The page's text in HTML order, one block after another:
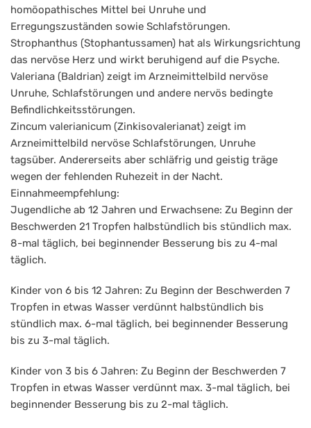
homöopathisches Mittel bei Unruhe und
Erregungszuständen sowie Schlafstörungen.
Strophanthus (Stophantussamen) hat als Wirkungsrichtung
das nervöse Herz und wirkt beruhigend auf die Psyche.
Valeriana (Baldrian) zeigt im Arzneimittelbild nervöse
Unruhe, Schlafstörungen und andere nervös bedingte
Befindlichkeitsstörungen.
Zincum valerianicum (Zinkisovalerianat) zeigt im
Arzneimittelbild nervöse Schlafstörungen, Unruhe
tagsüber. Andererseits aber schläfrig und geistig träge
wegen der fehlenden Ruhezeit in der Nacht.
Einnahmeempfehlung:
Jugendliche ab 12 Jahren und Erwachsene: Zu Beginn der
Beschwerden 21 Tropfen halbstündlich bis stündlich max.
8-mal täglich, bei beginnender Besserung bis zu 4-mal
täglich.
Kinder von 6 bis 12 Jahren: Zu Beginn der Beschwerden 7
Tropfen in etwas Wasser verdünnt halbstündlich bis
stündlich max. 6-mal täglich, bei beginnender Besserung
bis zu 3-mal täglich.
Kinder von 3 bis 6 Jahren: Zu Beginn der Beschwerden 7
Tropfen in etwas Wasser verdünnt max. 3-mal täglich, bei
beginnender Besserung bis zu 2-mal täglich.